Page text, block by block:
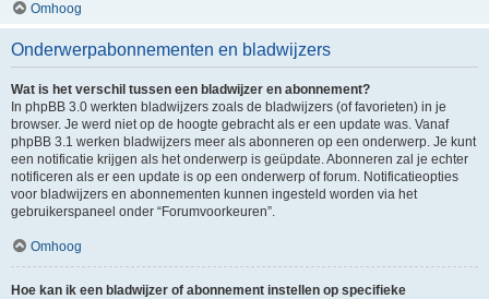
Omhoog
Onderwerpabonnementen en bladwijzers
Wat is het verschil tussen een bladwijzer en abonnement?
In phpBB 3.0 werkten bladwijzers zoals de bladwijzers (of favorieten) in je
browser. Je werd niet op de hoogte gebracht als er een update was. Vanaf
phpBB 3.1 werken bladwijzers meer als abonneren op een onderwerp. Je kunt
een notificatie krijgen als het onderwerp is geüpdate. Abonneren zal je echter
notificeren als er een update is op een onderwerp of forum. Notificatieopties
voor bladwijzers en abonnementen kunnen ingesteld worden via het
gebruikerspaneel onder “Forumvoorkeuren”.
Omhoog
Hoe kan ik een bladwijzer of abonnement instellen op specifieke